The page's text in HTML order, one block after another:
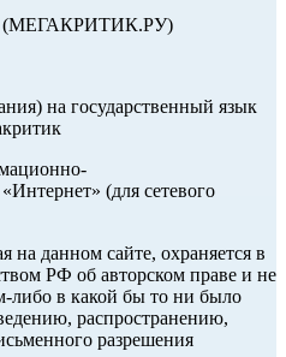
(МЕГАКРИТИК.РУ)
на государственный язык
(для сетевого
данном сайте, охраняется в
РФ об авторском праве и не
либо в какой бы то ни было
распространению,
разрешения